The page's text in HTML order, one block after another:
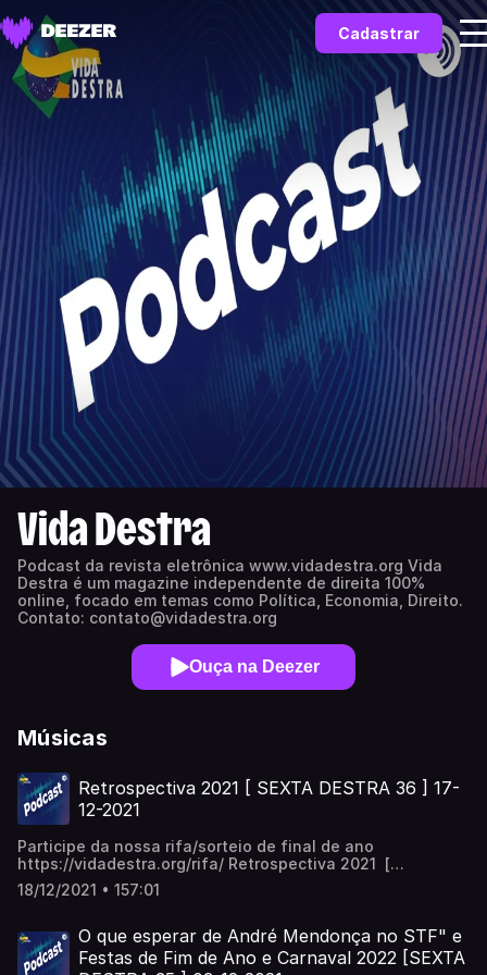
Cadastrar
Vida Destra
Podcast da revista eletrônica www.vidadestra.org Vida
Destra é um magazine independente de direita 100%
online, focado em temas como Política, Economia, Direito.
Contato: contato@vidadestra.org
Ouça na Deezer
Músicas
Retrospectiva 2021 [ SEXTA DESTRA 36 ] 17-
12-2021
Participe da nossa rifa/sorteio de final de ano
https://vidadestra.org/rifa/ Retrospectiva 2021 [
#SextaDestra 36 ] 17-12-2021 ENTRE NO CANAL DE
CONTEÚDO NO TELEGRAM : https://t.me/VidaDestra ------
Participantes: 🤵 Sander Souza
https://twitter.com/srsjoejp​​ 🤵 Ismael
https://twitter.com/Ismael_df​​ 🤵 Vinicius Mariano
18/12/2021 • 157:01
O que esperar de André Mendonça no STF" e
Festas de Fim de Ano e Carnaval 2022 [SEXTA